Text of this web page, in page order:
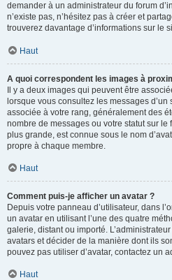
demander à un administrateur du forum
n’existe pas, n’hésitez pas à créer et
trouverez davantage d’informations sur le
Haut
A quoi correspondent les images à
Il y a deux images qui peuvent être
lorsque vous consultez les messages d’un
associée à votre rang, généralement des
nombre de messages ou votre statut sur
plus grande, est connue sous le nom
propre à chaque membre.
Haut
Comment puis-je afficher un avatar ?
Depuis votre panneau d’utilisateur, dans
un avatar en utilisant l’une des quatre
galerie, distant ou importé.
avatars et décider de la manière dont ils
pouvez pas utiliser d’avatar, contactez un
Haut